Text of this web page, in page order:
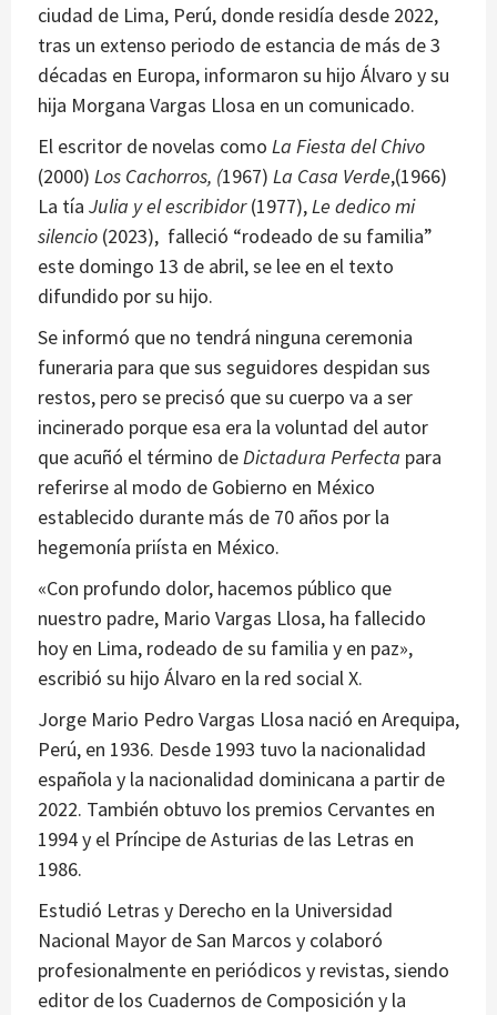
ciudad de Lima, Perú, donde residía desde 2022,
tras un extenso periodo de estancia de más de 3
décadas en Europa, informaron su hijo Álvaro y su
hija Morgana Vargas Llosa en un comunicado.
El escritor de novelas como La Fiesta del Chivo
(2000) Los Cachorros, (1967) La Casa Verde,(1966)
La tía Julia y el escribidor(1977),Le dedico mi
silencio (2023), falleció “rodeado de su familia”
este domingo 13 de abril, se lee en el texto
difundido por su hijo.
Se informó que no tendrá ninguna ceremonia
funeraria para que sus seguidores despidan sus
restos, pero se precisó que su cuerpo va a ser
incinerado porque esa era la voluntad del autor
que acuñó el término deDictadura Perfecta para
referirse al modo de Gobierno en México
establecido durante más de 70 años por la
hegemonía priísta en México.
«Con profundo dolor, hacemos público que
nuestro padre, Mario Vargas Llosa, ha fallecido
hoy en Lima, rodeado de su familia y en paz»,
escribió su hijo Álvaro en la red social X​​​.
Jorge Mario Pedro Vargas Llosa nació en Arequipa,
Perú, en 1936. Desde 1993 tuvo la nacionalidad
española y la nacionalidad dominicana a partir de
2022. También obtuvo los premios Cervantes en
1994 y el Príncipe de Asturias de las Letras en
1986.
Estudió Letras y Derecho en la Universidad
Nacional Mayor de San Marcos y colaboró
profesionalmente en periódicos y revistas, siendo
editor de los Cuadernos de Composición y la